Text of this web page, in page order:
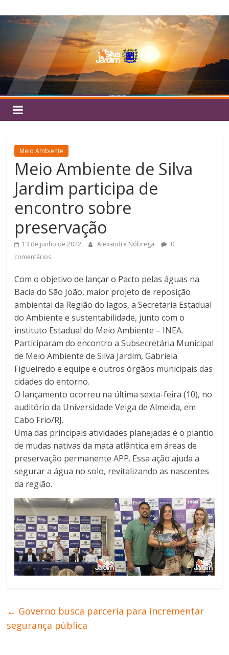
para
conteúdo
Silva
Jardim
Meio Ambiente
Meio Ambiente de Silva
Jardim participa de
encontro sobre
preservação
13 de junho de 2022 Alexandre Nóbrega
0
comentários
Com o objetivo de lançar o Pacto pelas águas na
Bacia do São João, maior projeto de reposição
ambiental da Região do lagos, a Secretaria Estadual
do Ambiente e sustentabilidade, junto com o
instituto Estadual do Meio Ambiente – INEA.
Participaram do encontro a Subsecretária Municipal
de Meio Ambiente de Silva Jardim, Gabriela
Figueiredo e equipe e outros órgãos municipais das
cidades do entorno.
O lançamento ocorreu na última sexta-feira (10), no
auditório da Universidade Veiga de Almeida, em
Cabo Frio/RJ.
Uma das principais atividades planejadas é o plantio
de mudas nativas da mata atlântica em áreas de
preservação permanente APP. Essa ação ajuda a
segurar a água no solo, revitalizando as nascentes
da região.
← Governo busca parceria para incrementar
segurança pública